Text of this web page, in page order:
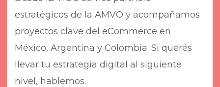
estratégicos de la AMVO y acompañamos
proyectos clave del eCommerce en
México, Argentina y Colombia. Si querés
llevar tu estrategia digital al siguiente
nivel, hablemos.